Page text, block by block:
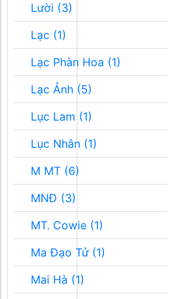
Lười (3)
Lạc (1)
Lạc Phàn Hoa (1)
Lạc Ảnh (5)
Lục Lam (1)
Lục Nhân (1)
M MT (6)
MNĐ (3)
MT. Cowie (1)
Ma Đạo Tử (1)
Mai Hà (1)